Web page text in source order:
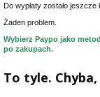
Do wypłaty zostało jeszcze
Żaden problem.
Wybierz Paypo jako
po zakupach.
To tyle.